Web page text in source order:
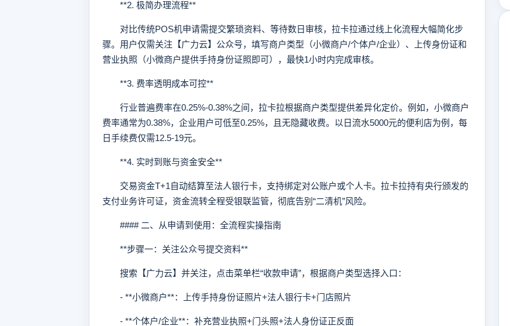
**2. 极简办理流程**
对比传统POS机申请需提交繁琐资料、等待数日审核，拉卡拉通过线上化流程大幅简化步
骤。用户仅需关注【广力云】公众号，填写商户类型（小微商户/个体户/企业）、上传身份证和
营业执照（小微商户提供手持身份证照即可），最快1小时内完成审核。
**3. 费率透明成本可控**
行业普遍费率在0.25%-0.38%之间，拉卡拉根据商户类型提供差异化定价。例如，小微商户
费率通常为0.38%，企业用户可低至0.25%，且无隐藏收费。以日流水5000元的便利店为例，每
日手续费仅需12.5-19元。
**4. 实时到账与资金安全**
交易资金T+1自动结算至法人银行卡，支持绑定对公账户或个人卡。拉卡拉持有央行颁发的
支付业务许可证，资金流转全程受银联监管，彻底告别“二清机”风险。
#### 二、从申请到使用：全流程实操指南
**步骤一：关注公众号提交资料**
搜索【广力云】并关注，点击菜单栏“收款申请”，根据商户类型选择入口：
- **小微商户**：上传手持身份证照片+法人银行卡+门店照片
- **个体户/企业**：补充营业执照+门头照+法人身份证正反面